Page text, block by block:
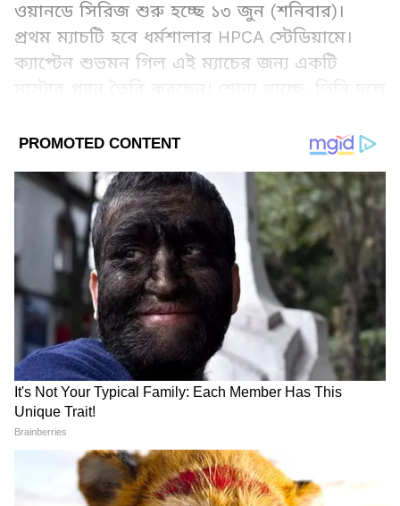
ওয়ানডে সিরিজ শুরু হচ্ছে ১৩ জুন (শনিবার)।
প্রথম ম্যাচটি হবে ধর্মশালার HPCA স্টেডিয়ামে।
ক্যাপ্টেন শুভমন গিল এই ম্যাচের জন্য একটি
গুরুত্বপূর্ণ ফুটবলারকে দলের বাইরে রাখতে পারেন।
Add Asianetnews Bangla as a Preferred
Source
Image Credit :
প্রথম একাদশে জায়গা নেই জয়সওয়ালের?
আফগানিস্তানের বিরুদ্ধে প্রথম একদিনের ম্যাচে